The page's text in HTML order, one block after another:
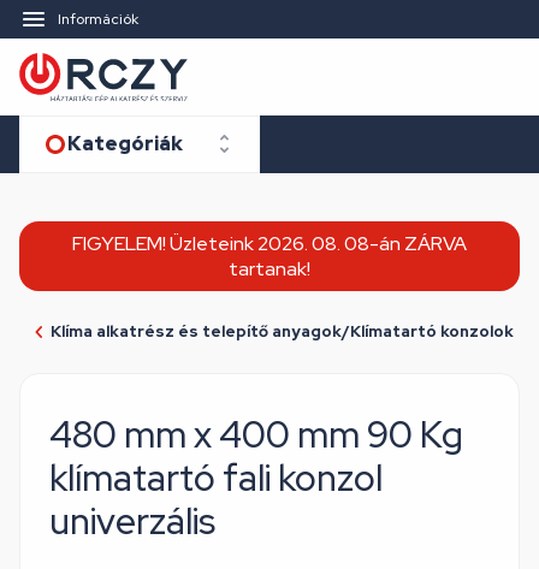
Információk
Kategóriák
FIGYELEM! Üzleteink 2026. 08. 08-án ZÁRVA
tartanak!
Klíma alkatrész és telepítő anyagok/Klímatartó konzolok
480 mm x 400 mm 90 Kg
klímatartó fali konzol
univerzális